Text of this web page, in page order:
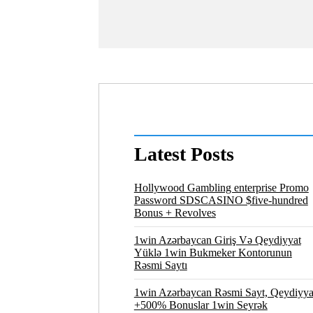
Latest Posts
Hollywood Gambling enterprise Promo
Password SDSCASINO $five-hundred
Bonus + Revolves
1win Azərbaycan Giriş Və Qeydiyyat
Yüklə 1win Bukmeker Kontorunun
Rəsmi Saytı
1win Azərbaycan Rəsmi Sayt,
+500% Bonuslar 1win Seyrək